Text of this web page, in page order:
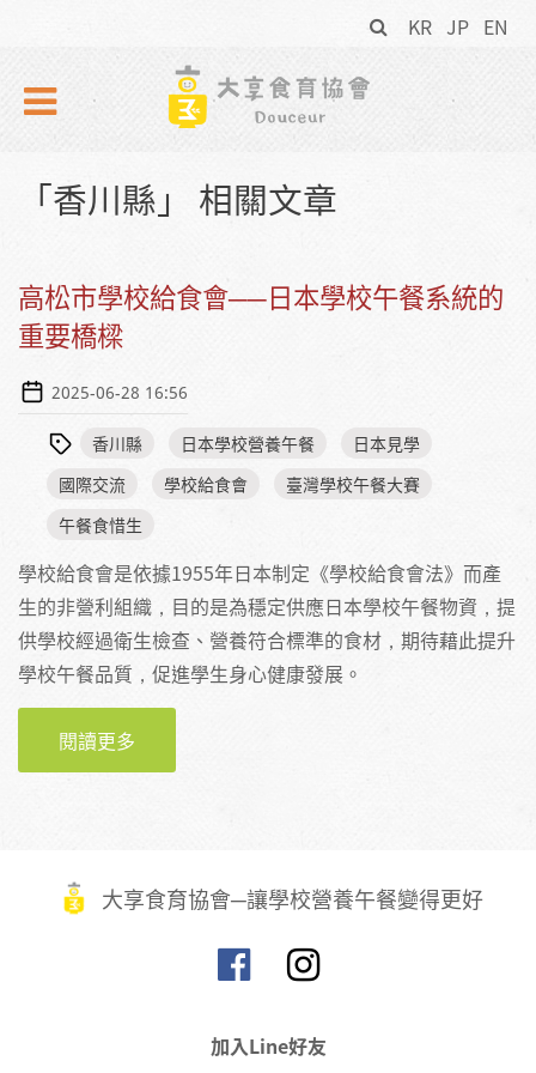
KR JP EN
搜
尋
表
「香川縣」 相關文章
高松市學校給食會──日本學校午餐系統的
重要橋樑
2025-06-28 16:56
香川縣 日本學校營養午餐
日本見學
國際交流
學校給食會
臺灣學校午餐大賽
午餐食惜生
學校給食會是依據1955年日本制定《學校給食會法》而產
生的非營利組織，目的是為穩定供應日本學校午餐物資，提
供學校經過衛生檢查、營養符合標準的食材，期待藉此提升
學校午餐品質，促進學生身心健康發展。
閱讀更多
重要橋樑
大享食育協會─讓學校營養午餐變得更好
加入Line好友